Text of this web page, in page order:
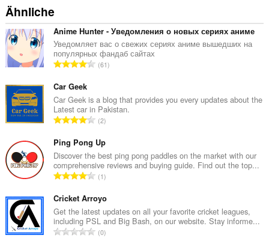
Ähnliche
Anime Hunter - Уведомления о новых сериях аниме
Уведомляет вас о свежих сериях аниме вышедших на
популярных фандаб сайтах
G
a
m
t
B
e
w
e
r
t
u
n
61
Car Geek
Car Geek is a blog that provides you every updates about the
Latest car in Pakistan.
G
s
a
m
t
B
e
w
2
Ping Pong Up
Discover the best ping pong paddles on the market with our
comprehensive reviews and buying guide. Find out the top...
G
s
a
m
1
Cricket Arroyo
Get the latest updates on all your favorite cricket leagues,
including PSL and Big Bash, on our website. Stay informe...
G0